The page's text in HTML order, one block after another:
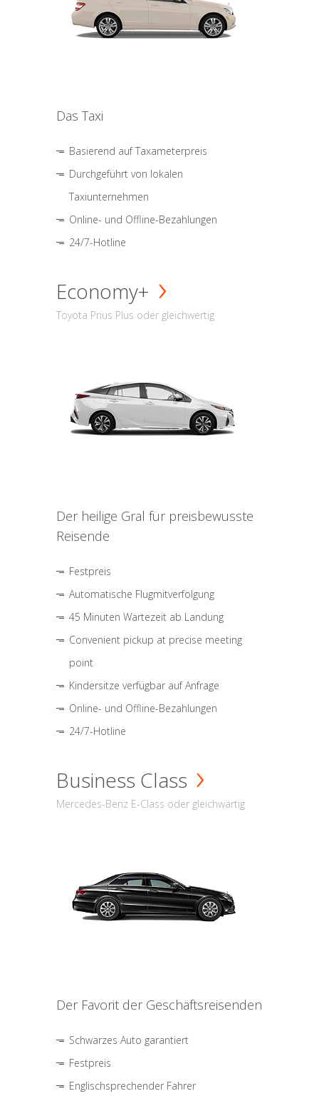
Das Taxi
Basierend auf Taxameterpreis
Durchgeführt von lokalen
Taxiunternehmen
Online- und Offline-Bezahlungen
24/7-Hotline
Economy+
Toyota Prius Plus oder gleichwertig
Der heilige Gral für preisbewusste
Reisende
Festpreis
Automatische Flugmitverfolgung
45 Minuten Wartezeit ab Landung
Convenient pickup at precise meeting
point
Kindersitze verfügbar auf Anfrage
Online- und Offline-Bezahlungen
24/7-Hotline
Business Class
Mercedes-Benz E-Class oder gleichwärtig
Der Favorit der Geschäftsreisenden
Schwarzes Auto garantiert
Festpreis
Englischsprechender Fahrer